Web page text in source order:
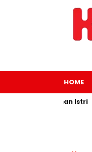
HOME